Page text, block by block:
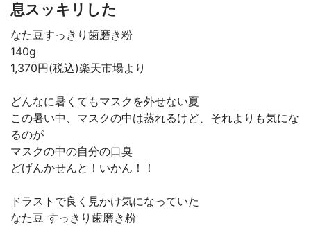
息スッキリした
なた豆すっきり歯磨き粉
140g
1,370円(税込)楽天市場より
どんなに暑くてもマスクを外せない夏
この暑い中、マスクの中は蒸れるけど、それよりも気にな
るのが
マスクの中の自分の口臭
どげんかせんと！いかん！！
ドラストで良く見かけ気になっていた
なた豆 すっきり歯磨き粉